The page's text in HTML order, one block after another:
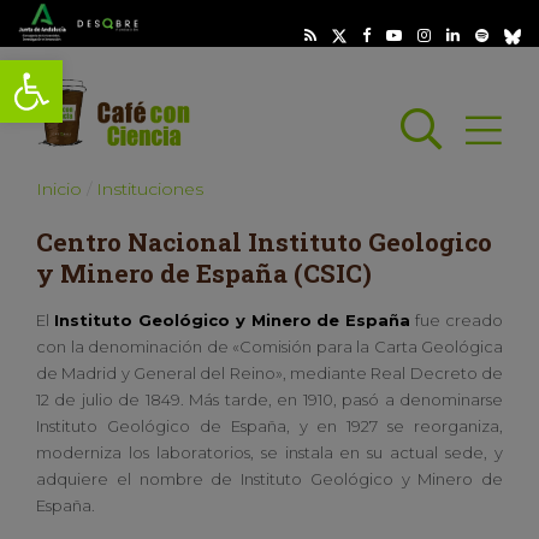
Abrir barra de herramientas
Abrir
Inicio Instituciones
Centro Nacional Instituto Geologico
y Minero de España (CSIC)
El Instituto Geológico y Minero de España fue creado
con la denominación de «Comisión para la Carta Geológica
de Madrid y General del Reino», mediante Real Decreto de
12 de julio de 1849. Más tarde, en 1910, pasó a denominarse
Instituto Geológico de España, y en 1927 se reorganiza,
moderniza los laboratorios, se instala en su actual sede, y
adquiere el nombre de Instituto Geológico y Minero de
España.